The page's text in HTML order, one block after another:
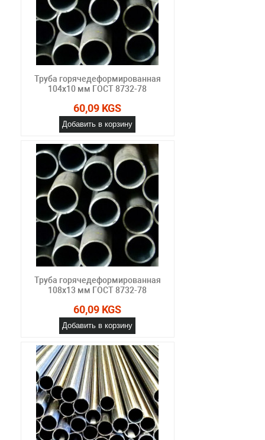
Труба горячедеформированная
104х10 мм ГОСТ 8732-78
60,09 KGS
Добавить в корзину
Труба горячедеформированная
108х13 мм ГОСТ 8732-78
60,09 KGS
Добавить в корзину